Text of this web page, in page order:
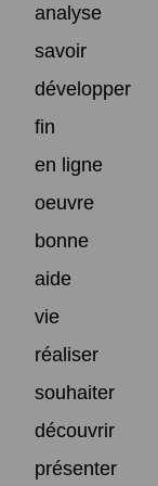
analyse
savoir
développer
fin
en ligne
oeuvre
bonne
aide
vie
réaliser
souhaiter
découvrir
présenter